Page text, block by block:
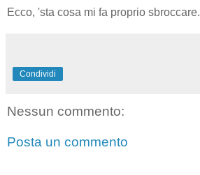
Ecco, 'sta cosa mi fa proprio sbroccare.
Condividi
Nessun commento:
Posta un commento